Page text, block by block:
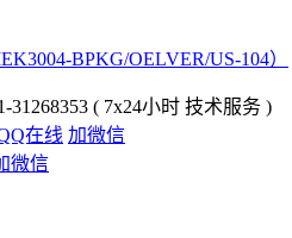
BPKG/OELVER/US-104）
31268353 ( 7x24小时 技术服务 )
在线 加微信